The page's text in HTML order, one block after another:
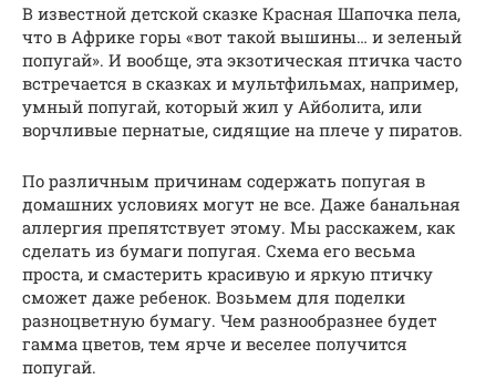
В известной детской сказке Красная Шапочка пела,
что в Африке горы «вот такой вышины… и зеленый
попугай». И вообще, эта экзотическая птичка часто
встречается в сказках и мультфильмах, например,
умный попугай, который жил у Айболита, или
ворчливые пернатые, сидящие на плече у пиратов.
По различным причинам содержать попугая в
домашних условиях могут не все. Даже банальная
аллергия препятствует этому. Мы расскажем, как
сделать из бумаги попугая. Схема его весьма
проста, и смастерить красивую и яркую птичку
сможет даже ребенок. Возьмем для поделки
разноцветную бумагу. Чем разнообразнее будет
гамма цветов, тем ярче и веселее получится
попугай.